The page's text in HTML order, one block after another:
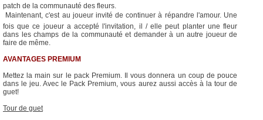
patch de la communauté des fleurs.
 Maintenant, c'est au joueur invité de continuer à répandre l'amour. Une
fois que ce joueur a accepté l'invitation, il / elle peut planter une fleur
dans les champs de la communauté et demander à un autre joueur de
faire de même.
AVANTAGES PREMIUM
Mettez la main sur le pack Premium. Il vous donnera un coup de pouce
dans le jeu. Avec le Pack Premium, vous aurez aussi accès à la tour de
guet!
Tour de guet